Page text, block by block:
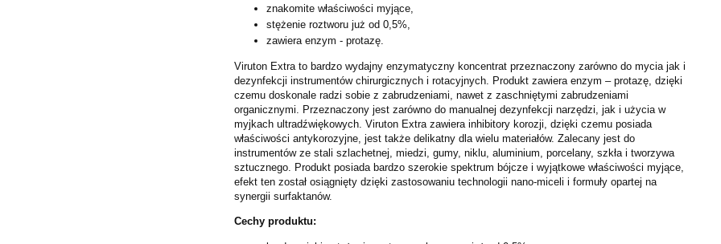
znakomite właściwości myjące,
stężenie roztworu już od 0,5%,
zawiera enzym - protazę.
Viruton Extra to bardzo wydajny enzymatyczny koncentrat przeznaczony zarówno do mycia jak i
dezynfekcji instrumentów chirurgicznych i rotacyjnych. Produkt zawiera enzym – protazę, dzięki
czemu doskonale radzi sobie z zabrudzeniami, nawet z zaschniętymi zabrudzeniami
organicznymi. Przeznaczony jest zarówno do manualnej dezynfekcji narzędzi, jak i użycia w
myjkach ultradźwiękowych. Viruton Extra zawiera inhibitory korozji, dzięki czemu posiada
właściwości antykorozyjne, jest także delikatny dla wielu materiałów. Zalecany jest do
instrumentów ze stali szlachetnej, miedzi, gumy, niklu, aluminium, porcelany, szkła i tworzywa
sztucznego. Produkt posiada bardzo szerokie spektrum bójcze i wyjątkowe właściwości myjące,
efekt ten został osiągnięty dzięki zastosowaniu technologii nano-miceli i formuły opartej na
synergii surfaktanów.
Cechy produktu: